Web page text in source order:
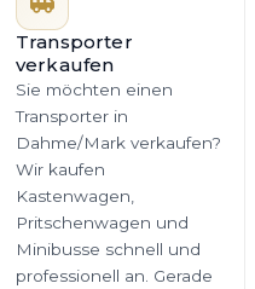
Transporter
verkaufen
Sie möchten einen
Transporter in
Dahme/Mark verkaufen?
Wir kaufen
Kastenwagen,
Pritschenwagen und
Minibusse schnell und
professionell an. Gerade